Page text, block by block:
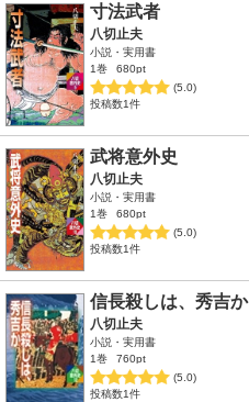
寸法武者
八切止夫
小説・実用書
1巻
680pt
(5.0)
投稿数1件
武将意外史
八切止夫
小説・実用書
1巻
680pt
(5.0)
投稿数1件
信長殺しは、秀吉か
八切止夫
小説・実用書
1巻
760pt
(5.0)
投稿数1件